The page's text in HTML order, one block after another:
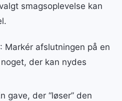
smagsoplevelse kan
: Markér afslutningen på en
der kan nydes
gave, der “løser” den